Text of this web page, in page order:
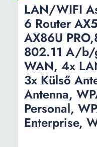
Szín:
Kijelző
technológia:
Kijelző átmérő: 9
Kijelző
felbontása:
LAN/WIFI
6 Router
AX86U
802.11 A/
WAN, 4x
3x Külső
Antenna,
Personal,
Enterprise,